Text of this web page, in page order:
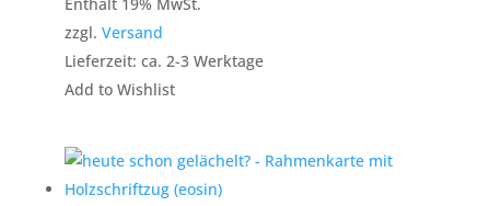
zzgl. Versand
Lieferzeit: ca. 2-3 Werktage
Add to Wishlist